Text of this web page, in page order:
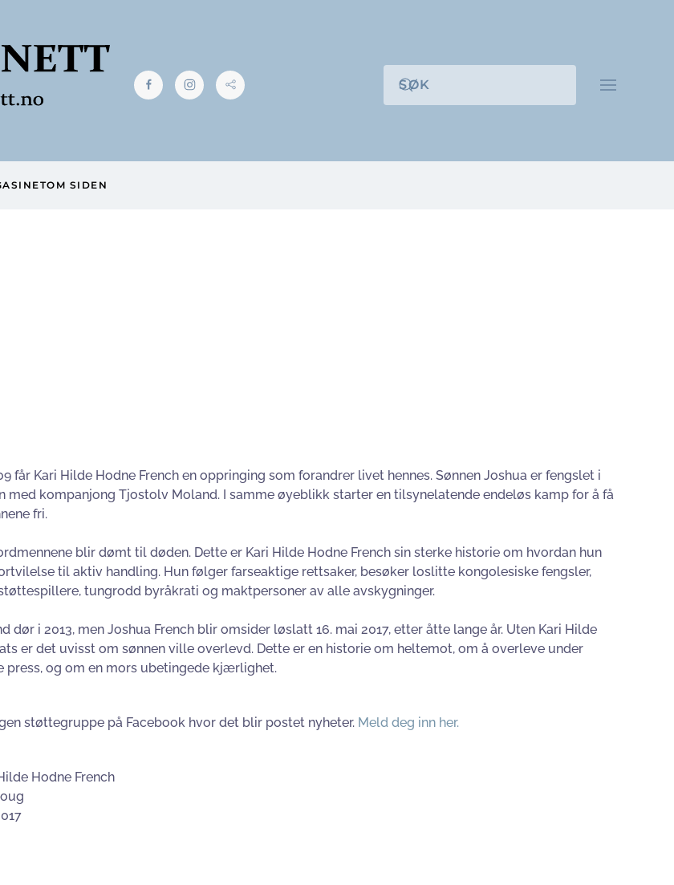
OM SIDEN
får Kari Hilde Hodne French en oppringing som forandrer livet hennes. Sønnen Joshua er fengslet i
med kompanjong Tjostolv Moland. I samme øyeblikk starter en tilsynelatende endeløs kamp for å få
fri.
blir dømt til døden. Dette er Kari Hilde Hodne French sin sterke historie om hvordan hun
til aktiv handling. Hun følger farseaktige rettsaker, besøker loslitte kongolesiske fengsler,
tungrodd byråkrati og maktpersoner av alle avskygninger.
dør i 2013, men Joshua French blir omsider løslatt 16. mai 2017, etter åtte lange år. Uten Kari Hilde
er det uvisst om sønnen ville overlevd. Dette er en historie om heltemot, om å overleve under
press, og om en mors ubetingede kjærlighet.
støttegruppe på Facebook hvor det blir postet nyheter. Meld deg inn her.
Hodne French